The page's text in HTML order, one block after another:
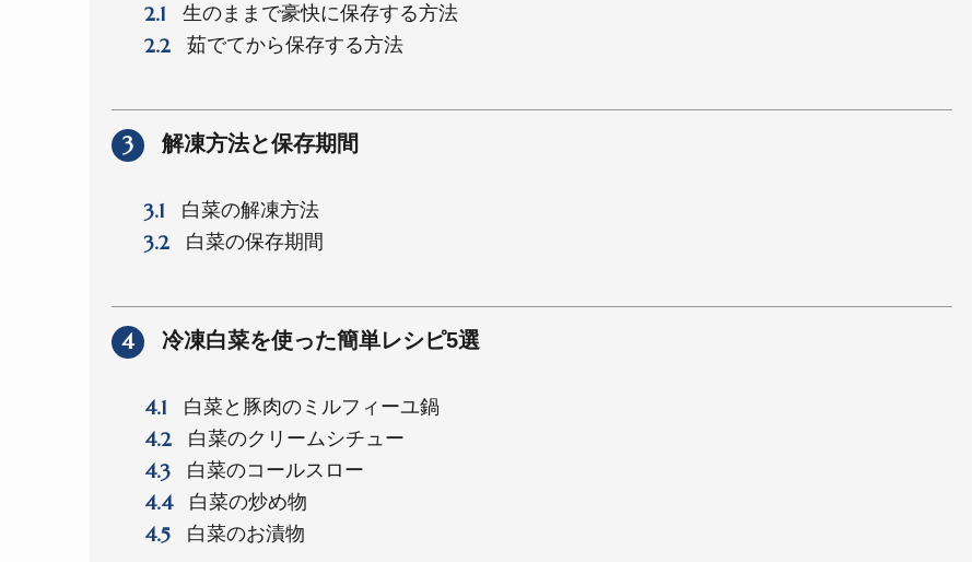
2.1 生のままで豪快に保存する方法
2.2 茹でてから保存する方法
3 解凍方法と保存期間
3.1 白菜の解凍方法
3.2 白菜の保存期間
4 冷凍白菜を使った簡単レシピ5選
4.1 白菜と豚肉のミルフィーユ鍋
4.2 白菜のクリームシチュー
4.3 白菜のコールスロー
4.4 白菜の炒め物
4.5 白菜のお漬物